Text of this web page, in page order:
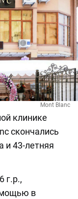
Mont Blanc
клинике
скончались
и 43-летняя
г.р.,
в